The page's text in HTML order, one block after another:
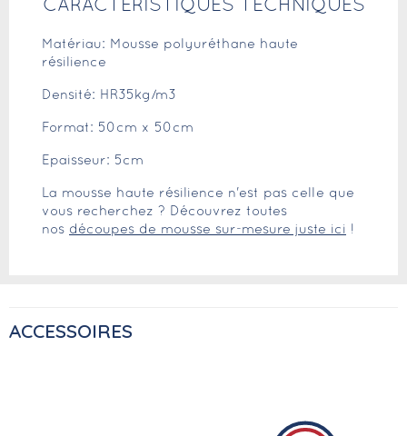
CARACTÉRISTIQUES TECHNIQUES
Matériau: Mousse polyuréthane haute
résilience
Densité: HR35kg/m3
Format: 50cm x 50cm
Epaisseur: 5cm
La mousse haute résilience n'est pas celle que
vous recherchez ? Découvrez toutes
nos découpes de mousse sur-mesure juste ici !
ACCESSOIRES